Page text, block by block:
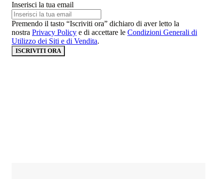
Inserisci la tua email
Premendo il tasto “Iscriviti ora” dichiaro di aver letto la
nostra Privacy Policy e di accettare le Condizioni Generali di
Utilizzo dei Siti e di Vendita.
ISCRIVITI ORA